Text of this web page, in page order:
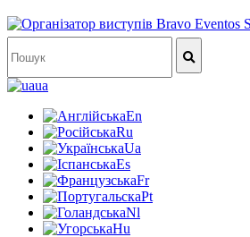
ua
En
Ru
Ua
Es
Fr
Pt
Nl
Hu